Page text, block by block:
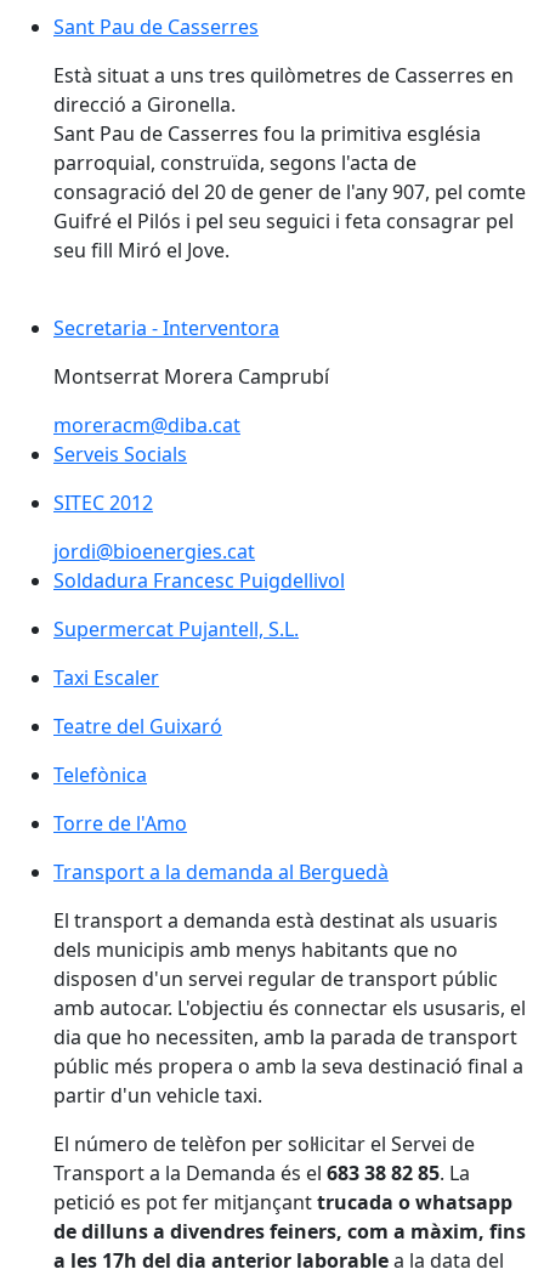
Sant Pau de Casserres
Sant Pau de Casserres
Està situat a uns tres quilòmetres de Casserres en
direcció a Gironella.
Sant Pau de Casserres fou la primitiva església
parroquial, construïda, segons l'acta de
consagració del 20 de gener de l'any 907, pel comte
Guifré el Pilós i pel seu seguici i feta consagrar pel
seu fill Miró el Jove.
Secretaria - Interventora
Montserrat Morera Camprubí
moreracm@diba.cat
Serveis Socials
SITEC 2012
jordi@bioenergies.cat
Soldadura Francesc Puigdellivol
Supermercat Pujantell, S.L.
Taxi Escaler
Teatre del Guixaró
Telefònica
Torre de l'Amo
Torre de l'Amo
Transport a la demanda al Berguedà
Transport a la demanda al Berguedà
El transport a demanda està destinat als usuaris
dels municipis amb menys habitants que no
disposen d'un servei regular de transport públic
amb autocar. L'objectiu és connectar els ususaris, el
dia que ho necessiten, amb la parada de transport
públic més propera o amb la seva destinació final a
partir d'un vehicle taxi.
El número de telèfon per sol·licitar el Servei de
Transport a la Demanda és el 683 38 82 85. La
petició es pot fer mitjançanttrucada o whatsapp
de dilluns a divendres feiners, com a màxim, fins
a les 17h del dia anterior laborablea la data del